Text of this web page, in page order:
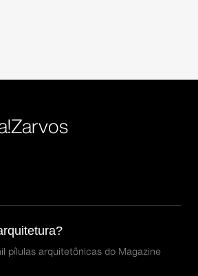
pílulas arquitetônicas do Magazine